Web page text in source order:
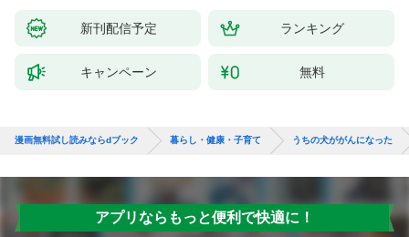
新刊配信予定 ランキング
キャンペーン 無料
漫画無料試し読みならdブック 暮らし・健康・子育て うちの犬ががんになった
アプリならもっと便利で快適に！